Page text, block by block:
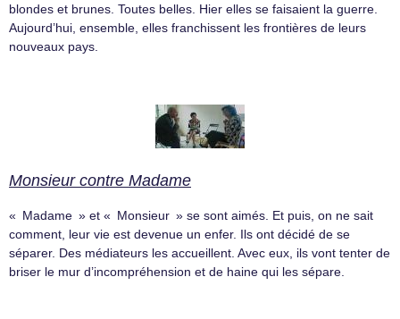
blondes et brunes. Toutes belles. Hier elles se faisaient la guerre.
Aujourd’hui, ensemble, elles franchissent les frontières de leurs
nouveaux pays.
Monsieur contre Madame
« Madame » et « Monsieur » se sont aimés. Et puis, on ne sait
comment, leur vie est devenue un enfer. Ils ont décidé de se
séparer. Des médiateurs les accueillent. Avec eux, ils vont tenter de
briser le mur d’incompréhension et de haine qui les sépare.